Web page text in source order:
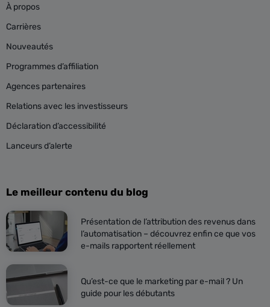
À propos
Carrières
Nouveautés
Programmes d’affiliation
Agences partenaires
Relations avec les investisseurs
Déclaration d’accessibilité
Lanceurs d’alerte
Le meilleur contenu du blog
Présentation de l’attribution des revenus dans
l’automatisation – découvrez enfin ce que vos
e-mails rapportent réellement
Qu’est-ce que le marketing par e-mail ? Un
guide pour les débutants